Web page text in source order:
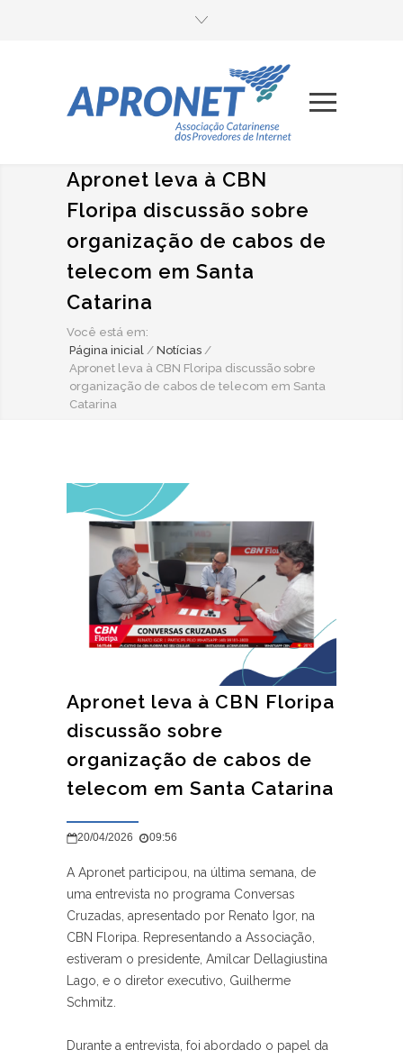
Apronet leva à CBN
Floripa discussão sobre
organização de cabos de
telecom em Santa
Catarina
Você está em:
Página inicial / Notícias /
Apronet leva à CBN Floripa discussão sobre
organização de cabos de telecom em Santa
Catarina
Apronet leva à CBN Floripa
discussão sobre
organização de cabos de
telecom em Santa Catarina
20/04/2026 09:56
A Apronet participou na última semana de
uma entrevista no programa Conversas
Cruzadas apresentado por Renato Igor, na
CBN Floripa Representando a Associação
estiveram o presidente Amílcar Dellagiustina
Lago e o diretor executivo Guilherme
Schmitz
Durante a entrevista foi abordado o papel da